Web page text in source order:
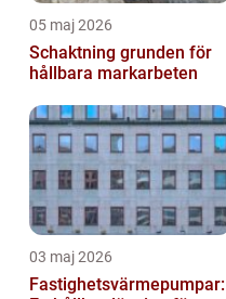
05 maj 2026
Schaktning grunden för
hållbara markarbeten
03 maj 2026
Fastighetsvärmepumpar: